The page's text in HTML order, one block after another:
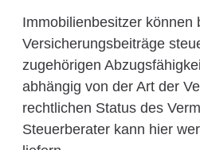
Immobilienbesitzer können
Versicherungsbeiträge
zugehörigen
abhängig von der Art der
rechtlichen Status des
Steuerberater kann hier